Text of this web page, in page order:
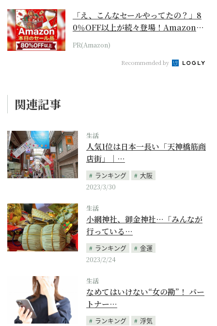
「え、こんなセールやってたの？」8
0％OFF以上が続々登場！Amazonの
本気が...
PR(Amazon)
Recommended by
関連記事
生活
人気1位は日本一長い「天神橋筋商
店街」｜…
ランキング
大阪
2023/3/30
生活
小網神社、御金神社…「みんなが
行っている…
ランキング
金運
2023/2/24
生活
なめてはいけない“女の勘”！ パー
トナー…
ランキング
浮気